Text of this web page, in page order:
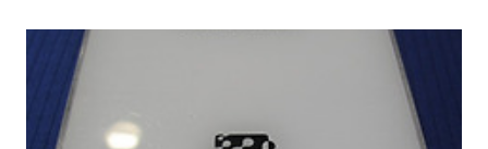
금천구 가산동 택배접수 손상매체명: 인디랩 외장하드 3.5인치 2TB 손상
증상: 인식불가로 접수되었으나 인식은 가능함 / 하드디스크에서 에러
발생 중요데이터: 회사 프로젝트 문서 손상증상 및 점검내역 접수된 인디
랩 외장하드는 인식불가로 접수되었습니다. 그러나 인식은 가능한 상태
이며 하드디스크에서 에러 메세지가 뜨고 있습니다. 인디랩은 조약돌 모